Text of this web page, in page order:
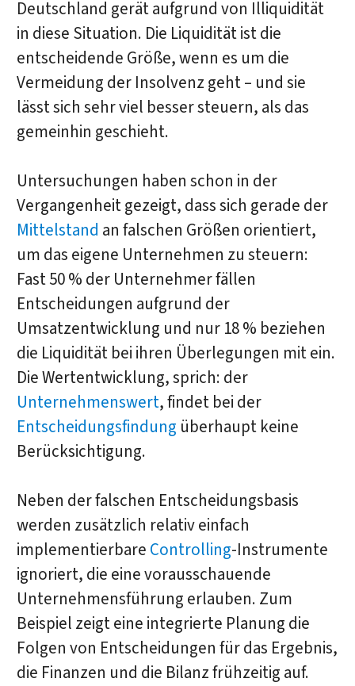
Deutschland gerät aufgrund von Illiquidität
in diese Situation. Die Liquidität ist die
entscheidende Größe, wenn es um die
Vermeidung der Insolvenz geht – und sie
lässt sich sehr viel besser steuern, als das
gemeinhin geschieht.
Untersuchungen haben schon in der
Vergangenheit gezeigt, dass sich gerade der
Mittelstand an falschen Größen orientiert,
um das eigene Unternehmen zu steuern:
Fast 50 % der Unternehmer fällen
Entscheidungen aufgrund der
Umsatzentwicklung und nur 18 % beziehen
die Liquidität bei ihren Überlegungen mit ein.
Die Wertentwicklung, sprich: der
Unternehmenswert, findet bei der
Entscheidungsfindung überhaupt keine
Berücksichtigung.
Neben der falschen Entscheidungsbasis
werden zusätzlich relativ einfach
implementierbare Controlling-Instrumente
ignoriert, die eine vorausschauende
Unternehmensführung erlauben. Zum
Beispiel zeigt eine integrierte Planung die
Folgen von Entscheidungen für das Ergebnis,
die Finanzen und die Bilanz frühzeitig auf.